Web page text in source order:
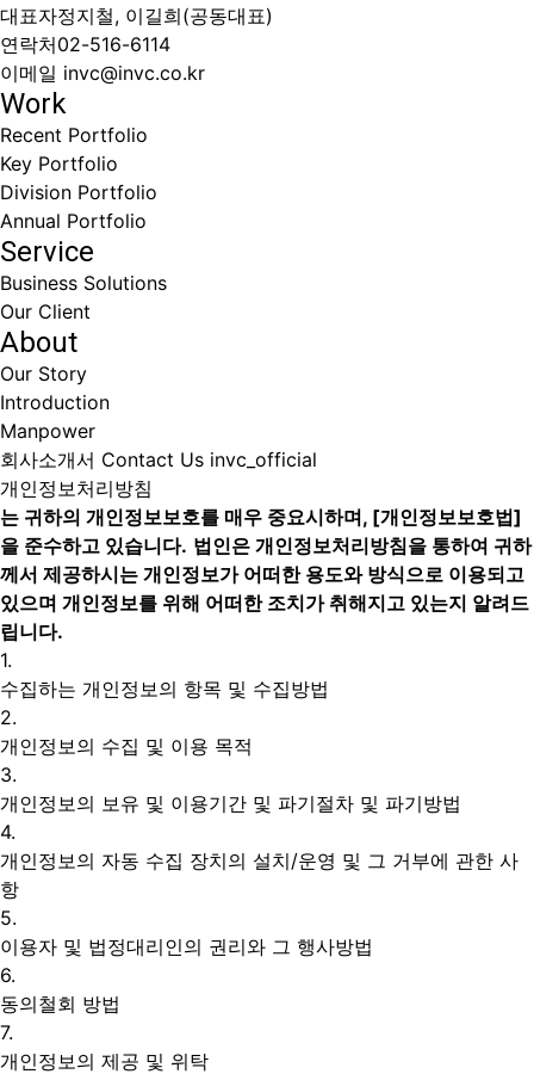
대표자정지철, 이길희(공동대표)
연락처02-516-6114
이메일 invc@invc.co.kr
Work
Recent Portfolio
Key Portfolio
Division Portfolio
Annual Portfolio
Service
Business Solutions
Our Client
About
Our Story
Introduction
Manpower
회사소개서 Contact Us invc_official
개인정보처리방침
는 귀하의 개인정보보호를 매우 중요시하며, [개인정보보호법]
을 준수하고 있습니다. 법인은 개인정보처리방침을 통하여 귀하
께서 제공하시는 개인정보가 어떠한 용도와 방식으로 이용되고
있으며 개인정보를 위해 어떠한 조치가 취해지고 있는지 알려드
립니다.
1.
수집하는 개인정보의 항목 및 수집방법
2.
개인정보의 수집 및 이용 목적
3.
개인정보의 보유 및 이용기간 및 파기절차 및 파기방법
4.
개인정보의 자동 수집 장치의 설치/운영 및 그 거부에 관한 사
항
5.
이용자 및 법정대리인의 권리와 그 행사방법
6.
동의철회 방법
7.
개인정보의 제공 및 위탁